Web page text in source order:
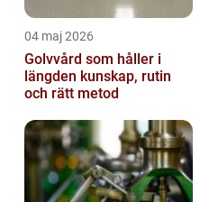
04 maj 2026
Golvvård som håller i
längden kunskap, rutin
och rätt metod